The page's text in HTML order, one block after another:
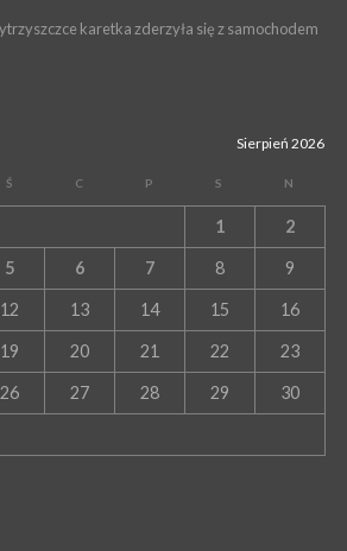
karetka zderzyła się z samochodem
Sierpień 2026
Ś C P S N
1 2
5 6 7 8 9
12 13 14 15 16
19 20 21 22 23
26 27 28 29 30